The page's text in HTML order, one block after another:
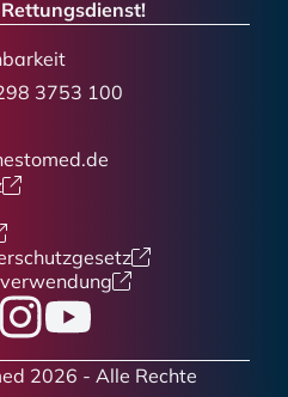
3753 100
Instagram
YouTube
2026 - Alle Rechte